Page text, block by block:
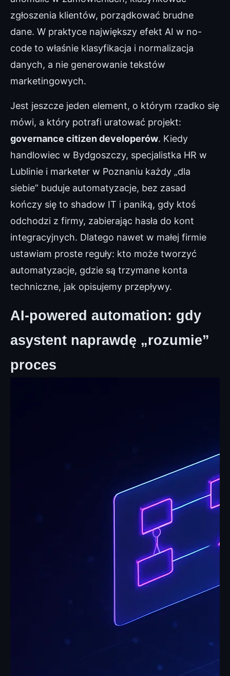
zgłoszenia klientów, porządkować brudne
dane. W praktyce największy efekt AI w no-
code to właśnie klasyfikacja i normalizacja
danych, a nie generowanie tekstów
marketingowych.
Jest jeszcze jeden element, o którym rzadko się
mówi, a który potrafi uratować projekt:
governance citizen developerów. Kiedy
handlowiec w Bydgoszczy, specjalistka HR w
Lublinie i marketer w Poznaniu każdy „dla
siebie” buduje automatyzacje, bez zasad
kończy się to shadow IT i paniką, gdy ktoś
odchodzi z firmy, zabierając hasła do kont
integracyjnych. Dlatego nawet w małej firmie
ustawiam proste reguły: kto może tworzyć
automatyzacje, gdzie są trzymane konta
techniczne, jak opisujemy przepływy.
AI-powered automation: gdy
asystent naprawdę „rozumie”
proces